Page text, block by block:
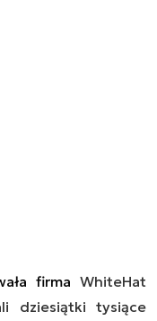
firma WhiteHat
dziesiątki tysiące